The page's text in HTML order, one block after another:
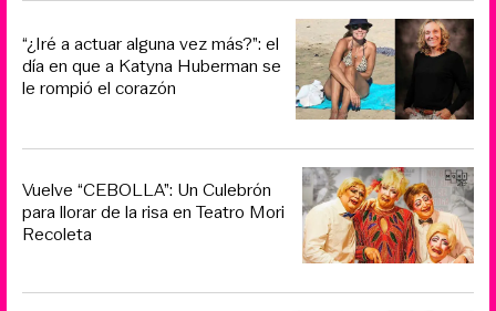
“¿Iré a actuar alguna vez más?”: el
día en que a Katyna Huberman se
le rompió el corazón
Vuelve “CEBOLLA”: Un Culebrón
para llorar de la risa en Teatro Mori
Recoleta